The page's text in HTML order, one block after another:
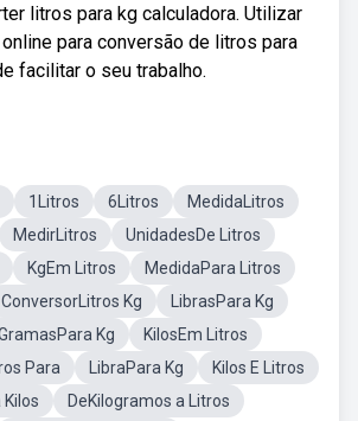
litros para kg calculadora. Utilizar
para conversão de litros para
facilitar o seu trabalho.
1Litros 6Litros
MedidaLitros
MedirLitros
UnidadesDe Litros
KgEm Litros
MedidaPara Litros
ConversorLitros Kg
LibrasPara Kg
Kg
KilosEm Litros
Para
LibraPara Kg
Kilos E Litros
DeKilogramos a Litros